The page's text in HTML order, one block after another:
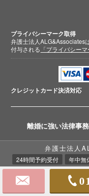
離婚に強い法律事
プライバシーマーク取得
弁護士法人ALG&Associates
付与される 「プライバシーマ
クレジットカード決済対応
© 2018-
弁護士法人
24時間予約受付 年中無